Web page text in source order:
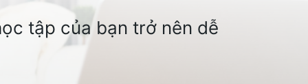
tập của bạn trở nên dễ